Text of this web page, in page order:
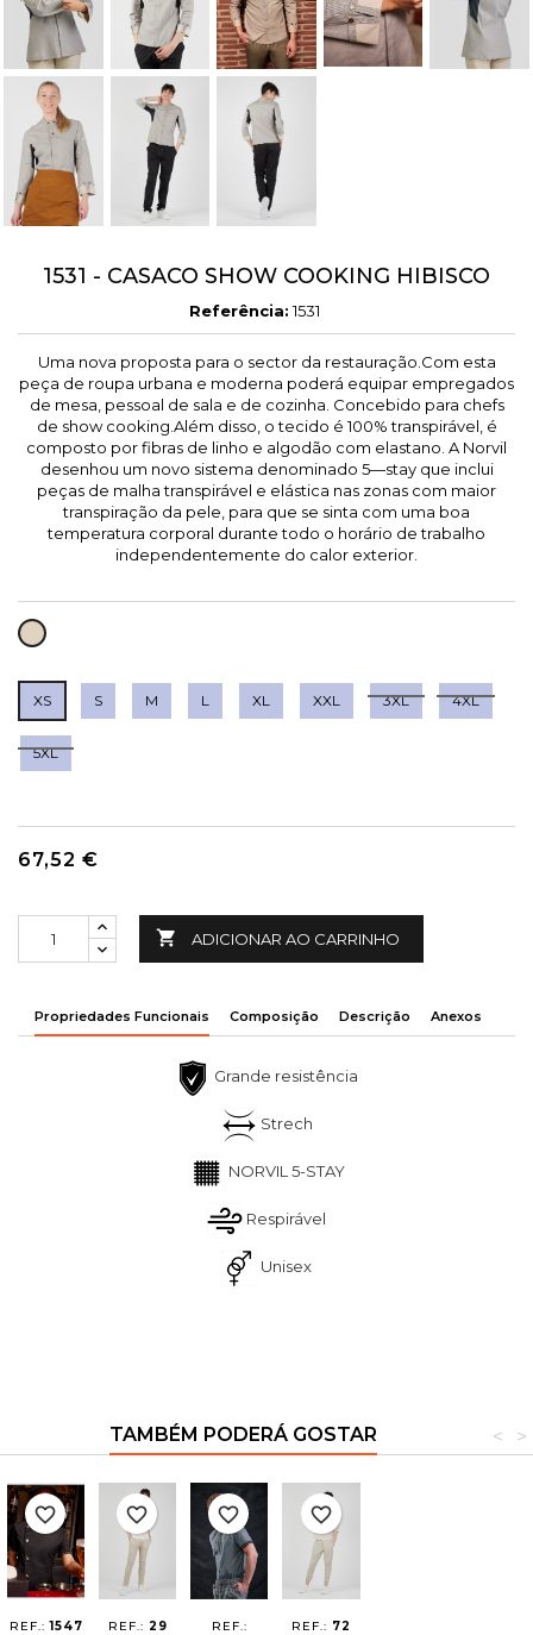
1531 - CASACO SHOW COOKING HIBISCO
Referência: 1531
Uma nova proposta para o sector da restauração.Com esta
peça de roupa urbana e moderna poderá equipar empregados
de mesa, pessoal de sala e de cozinha. Concebido para chefs
de show cooking.Além disso, o tecido é 100% transpirável, é
composto por fibras de linho e algodão com elastano. A Norvil
desenhou um novo sistema denominado 5—stay que inclui
peças de malha transpirável e elástica nas zonas com maior
transpiração da pele, para que se sinta com uma boa
temperatura corporal durante todo o horário de trabalho
independentemente do calor exterior.
BEGE
ESCURO
XS S M L XL XXL 3XL 4XL
5XL
67,52 €
 ADICIONAR AO CARRINHO
Propriedades Funcionais Composição Descrição Anexos
Grande resistência
Strech
NORVIL 5-STAY
Respirável
Unisex
TAMBÉM PODERÁ GOSTAR >
<
REF.:1547
favorite_border
REF.: 29
favorite_border
REF.:
favorite_border
REF.: 72
favorite_border